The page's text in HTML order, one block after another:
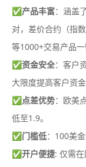
✅产品丰富：涵盖
对，差价合约（指
等1000+交易产品一
✅资金安全：客户
大限度提高客户资金
✅点差优势：欧美
低至1.9。
✅门槛低：100美金
✅开户便捷: 仅需在